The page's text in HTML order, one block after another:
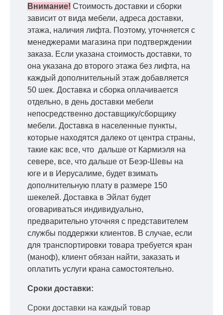
Внимание! Стоимость доставки и сборки
зависит от вида мебели, адреса доставки,
этажа, наличия лифта. Поэтому, уточняется с
менеджерами магазина при подтверждении
заказа. Если указана стоимость доставки, то
она указана до второго этажа без лифта, на
каждый дополнительный этаж добавляется
50 шек. Доставка и сборка оплачивается
отдельно, в день доставки мебели
непосредственно доставщику/сборщику
мебели. Доставка в населенные пункты,
которые находятся далеко от центра страны,
такие как: все, что дальше от Кармиэля на
севере, все, что дальше от Беэр-Шевы на
юге и в Иерусалиме, будет взимать
дополнительную плату в размере 150
шекелей. Доставка в Эйлат будет
оговариваться индивидуально,
предварительно уточняя с представителем
службы поддержки клиентов. В случае, если
для транспортировки товара требуется кран
(маноф), клиент обязан найти, заказать и
оплатить услуги крана самостоятельно.
Сроки доставки:
Сроки доставки на каждый товар